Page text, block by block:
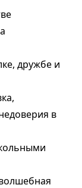
дружбе и
в